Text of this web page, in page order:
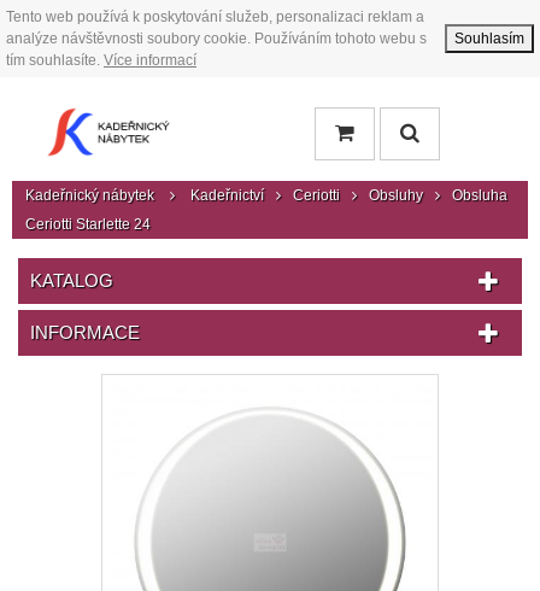
Tento web používá k poskytování služeb, personalizaci reklam a
analýze návštěvnosti soubory cookie. Používáním tohoto webu s
tím souhlasíte. Více informací
Souhlasím
Kadeřnický nábytek Kadeřnictví Ceriotti Obsluhy
Obsluha
Ceriotti Starlette 24
KATALOG
INFORMACE